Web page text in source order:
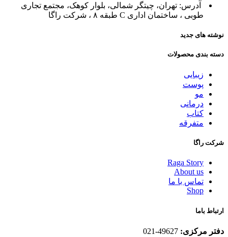
آدرس: تهران، چیتگر شمالی، بلوار کوهک، مجتمع تجاری
طوبی ، ساختمان اداری C طبقه ۸ ، شرکت راگا
نوشته های جدید
دسته بندی محصولات
زیبایی
پوست
مو
درمانی
کتاب
متفرقه
شرکت راگا
Raga Story
About us
تماس با ما
Shop
ارتباط باما
دفتر مرکزی: